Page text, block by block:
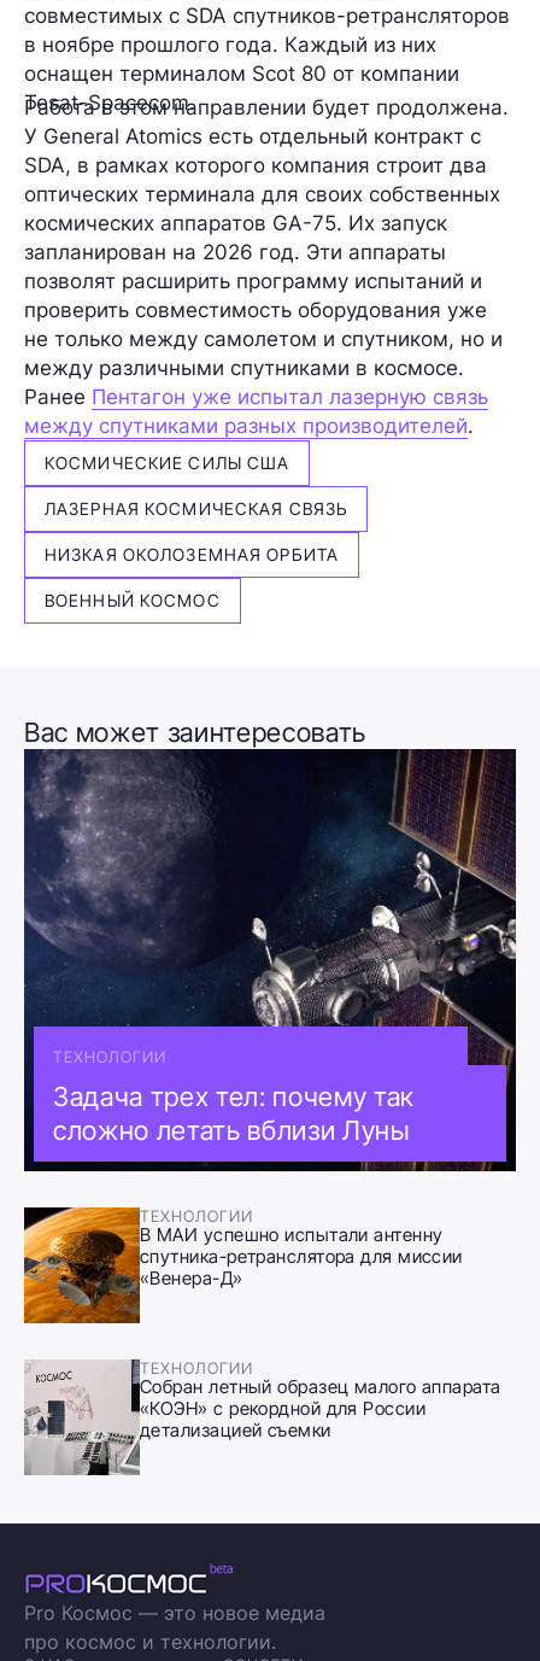
совместимых с SDA спутников-ретрансляторов
в ноябре прошлого года. Каждый из них
оснащен терминалом Scot 80 от компании
Tesat-Spacecom.
Работа в этом направлении будет продолжена.
У General Atomics есть отдельный контракт с
SDA, в рамках которого компания строит два
оптических терминала для своих собственных
космических аппаратов GA-75. Их запуск
запланирован на 2026 год. Эти аппараты
позволят расширить программу испытаний и
проверить совместимость оборудования уже
не только между самолетом и спутником, но и
между различными спутниками в космосе.
Ранее Пентагон уже испытал лазерную связь
между спутниками разных производителей.
КОСМИЧЕСКИЕ СИЛЫ США
ЛАЗЕРНАЯ КОСМИЧЕСКАЯ СВЯЗЬ
НИЗКАЯ ОКОЛОЗЕМНАЯ ОРБИТА
ВОЕННЫЙ КОСМОС
Вас может заинтересовать
ТЕХНОЛОГИИ
Задача трех тел: почему так
сложно летать вблизи Луны
ТЕХНОЛОГИИ
В МАИ успешно испытали антенну
спутника-ретранслятора для миссии
«Венера-Д»
ТЕХНОЛОГИИ
Собран летный образец малого аппарата
«КОЭН» с рекордной для России
детализацией съемки
Pro Космос — это новое медиа
про космос и технологии.